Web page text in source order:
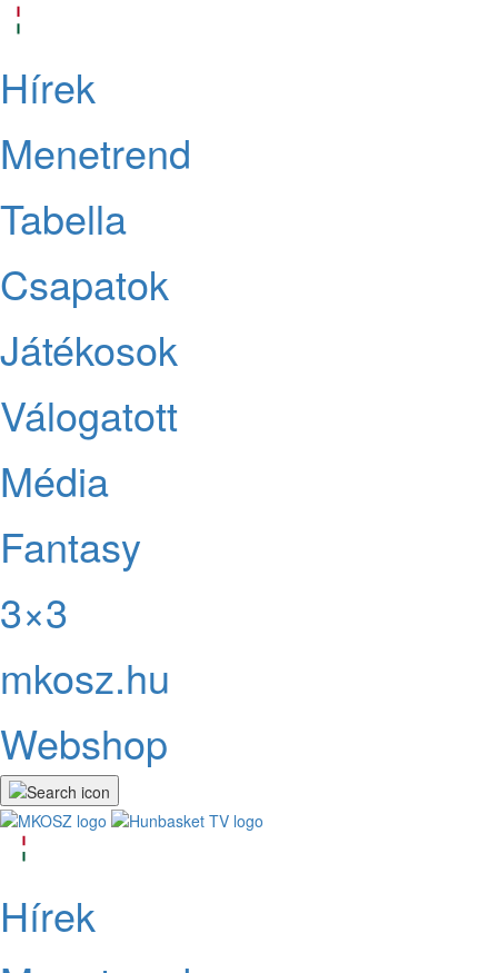
Hírek
Menetrend
Tabella
Csapatok
Játékosok
Válogatott
Média
Fantasy
3×3
mkosz.hu
Webshop
Hírek